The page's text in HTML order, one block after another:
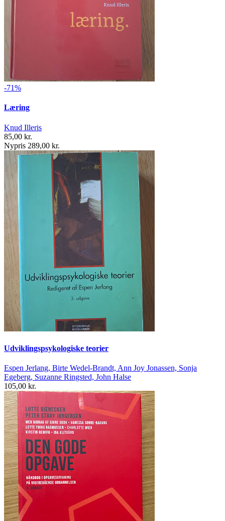
-71%
Læring
Knud Illeris
85,00 kr.
Nypris 289,00 kr.
Udviklingspsykologiske teorier
Espen Jerlang, Birte Wedel-Brandt, Ann Joy Jonassen, Sonja
Egeberg, Suzanne Ringsted, John Halse
105,00 kr.